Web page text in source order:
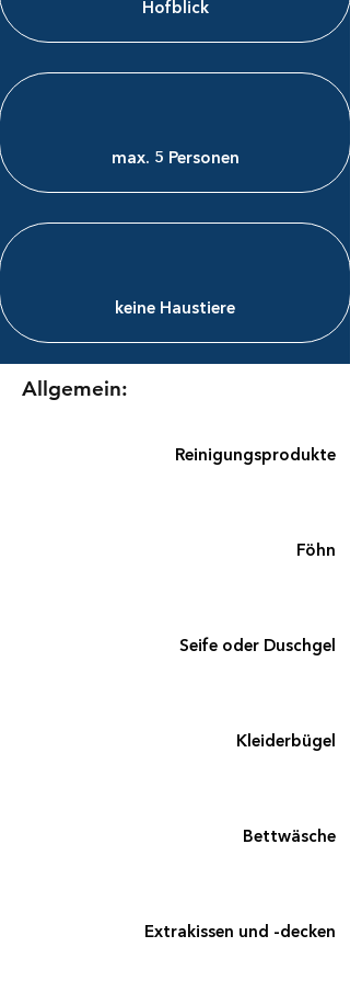
Hofblick
max. 5 Personen​
keine Haustiere​
Allgemein:
Reinigungsprodukte
Föhn
Seife oder Duschgel
Kleiderbügel
Bettwäsche
Extrakissen und -decken